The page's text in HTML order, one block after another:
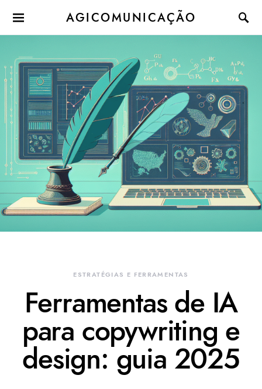
AGICOMUNICAÇÃO
ESTRATÉGIAS E FERRAMENTAS
Ferramentas de IA
para copywriting e
design: guia 2025